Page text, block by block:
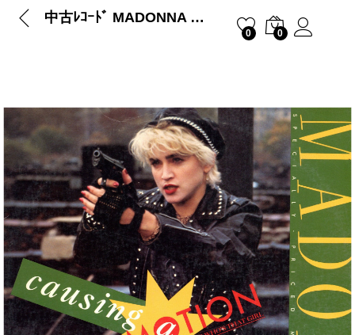
中古ﾚｺｰﾄﾞ MADONNA – CAUSING A COMMOTION / JIMMY, JIMMY
0 0